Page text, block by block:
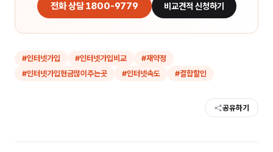
전화 상담 1800-9779 비교견적 신청하기
#인터넷가입 #인터넷가입비교 #재약정
#인터넷가입현금많이주는곳 #인터넷속도 #결합할인
공유하기